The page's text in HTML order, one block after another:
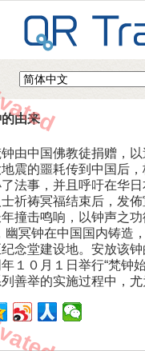
由来
由中国佛教徒捐赠，以
震的噩耗传到中国后
法事，并且呼吁在华日
祈祷冥福结束后，发
撞击鸣响，以钟声之功
幽冥钟在中国国内铸造
纪念堂建设地。安放该
１０月１日举行“梵钟始
善举的实施过程中，